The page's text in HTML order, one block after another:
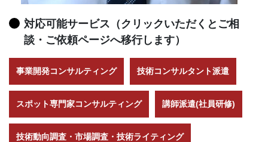
対応可能サービス（クリックいただくとご相
談・ご依頼ページへ移行します）
事業開発コンサルティング 技術コンサルタント派遣
スポット専門家コンサルティング 講師派遣(社員研修)
技術動向調査・市場調査・技術ライティング